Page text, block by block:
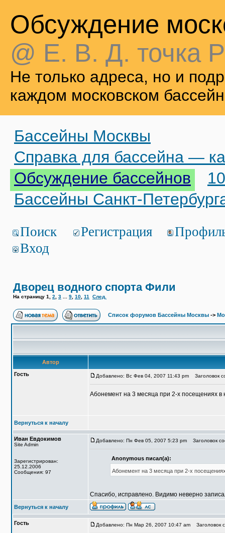
Обсуждение
@ Е. В. Д. точка
Не только адреса, но и
каждом московском
Бассейны Москвы
Справка для бассейна —
Обсуждение бассейнов
Бассейны Санкт-
Поиск Регистрация
Вход
Дворец водного спорта Фили
На страницу 1 2 3 9 10 11 След.
Список форумов Бассейны Москвы ->
Автор
Гость
Добавлено: Вс Фев 04, 2007 11:43 pm Заголовок
Абонемент на 3 месяца при 2-х посещениях
Вернуться к началу
Иван Евдокимов
Site Admin
Зарегистрирован:
25.12.2006
Сообщения: 97
Добавлено: Пн Фев 05, 2007 5:23 pm Заголовок
Anonymous писал(а):
Абонемент на 3 месяца при 2-х
Спасибо, исправлено. Видимо неверно
Вернуться к началу
Гость Добавлено: Пн Мар 26, 2007 10:47 am Заголовок